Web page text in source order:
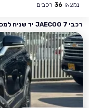
נמצאו 36 רכבים
רכבי JAECOO 7 יד שניה למכירה בסביבת כרמיאל